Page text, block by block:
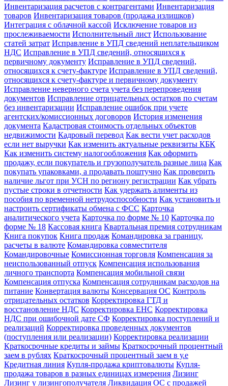
Инвентаризация расчетов с контрагентами Инвентаризация
товаров Инвентаризация товаров (продажа излишков)
Интеграция с облачной кассой Исключение товаров из
прослеживаемости Исполнительный лист Использование
статей затрат Исправление в УПД сведений неплательщиком
НДС Исправление в УПД сведений, относящихся к
первичному документу Исправление в УПД сведений,
относящихся к счету-фактуре Исправление в УПД сведений,
относящихся к счету-фактуре и первичному документу
Исправление неверного счета учета без перепроведения
документов Исправление отрицательных остатков по счетам
без инвентаризации Исправление ошибок при учете
агентских/комиссионных договоров История изменения
документа Кадастровая стоимость отдельных объектов
недвижимости Кадровый перевод Как вести учет расходов
если нет выручки Как изменить актуальные реквизиты КБК
Как изменить систему налогообложения Как оформить
продажу, если покупатель и грузополучатель разные лица Как
покупать упаковками, а продавать поштучно Как проверить
наличие льгот при УСН по региону регистрации Как убрать
пустые строки в отчетности Как удержать алименты из
пособия по временной нетрудоспособности Как установить и
настроить сертификаты обмена с ФСС Карточка
аналитического учета Карточка по форме № 10 Карточка по
форме № 18 Кассовая книга Квартальная премия сотрудникам
Книга покупок Книга продаж Командировка за границу,
расчеты в валюте Командировка совместителя
Командировочные Комиссионная торговля Компенсация за
неиспользованный отпуск Компенсация использования
личного транспорта Компенсация мобильной связи
Компенсация отпуска Компенсация сотрудникам расходов на
питание Конвертация валюты Консервация ОС Контроль
отрицательных остатков Корректировка ГТД и
восстановление НДС Корректировка ЕНС Корректировка
НДС при ошибочной дате СФ Корректировка поступлений и
реализаций Корректировка проведенных документов
(поступления или реализации) Корректировка реализации
Краткосрочные кредиты и займы Краткосрочный процентный
заем в рублях Краткосрочный процентный заем в у.е
Кредитная линия Купля-продажа криптовалюты Купля-
продажа товаров в разных единицах измерения Лизинг
Лизинг у лизингополучателя Ликвидация ОС с продажей